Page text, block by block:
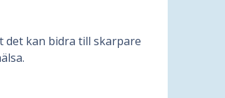
det kan bidra till skarpare